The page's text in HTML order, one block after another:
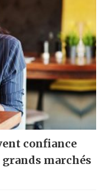
confiance
marchés